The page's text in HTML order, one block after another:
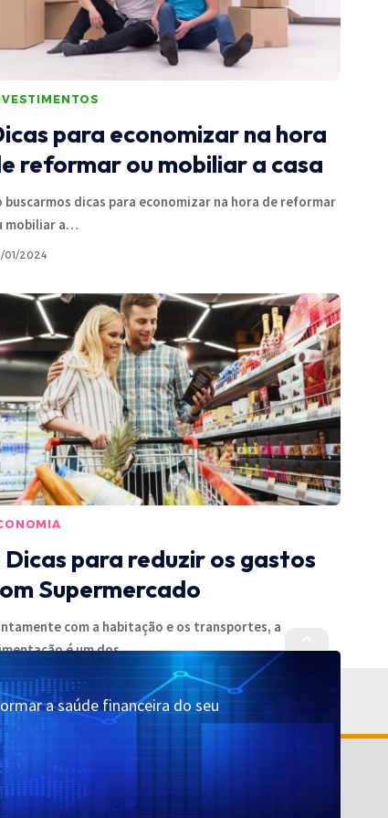
para economizar na hora
reformar ou mobiliar a casa
buscarmos dicas para economizar na hora de reformar
mobiliar a…
01/2024
Dicas para reduzir os gastos
Supermercado
com a habitação e os transportes, a
é um dos…
08/2023
a saúde financeira do seu